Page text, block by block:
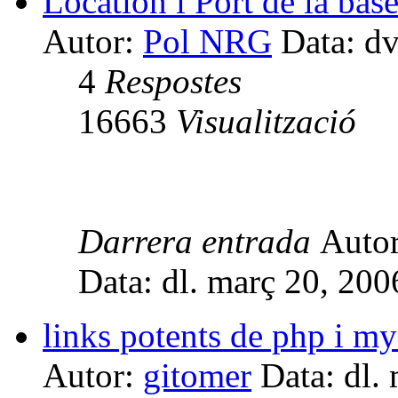
Autor: Pol NRG Data:
4 Respostes
16663 Visualització
Darrera entrada
Data: dl. març 20,
links potents de php i
Autor: gitomer Data: dl.